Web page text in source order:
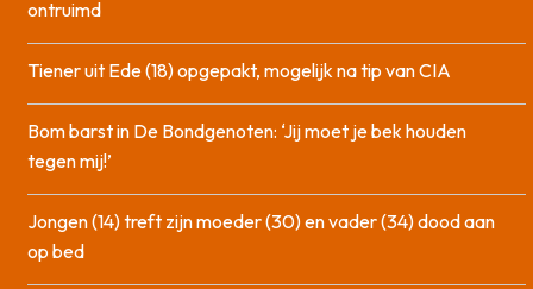
ontruimd
Tiener uit Ede (18) opgepakt, mogelijk na tip van CIA
Bom barst in De Bondgenoten: ‘Jij moet je bek houden
tegen mij!’
Jongen (14) treft zijn moeder (30) en vader (34) dood aan
op bed